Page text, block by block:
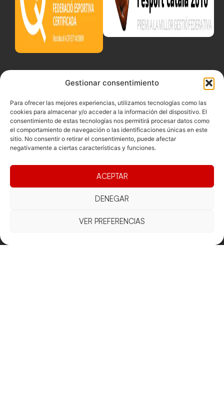
Gestionar consentimiento
Para ofrecer las mejores experiencias, utilizamos tecnologías como las
cookies para almacenar y/o acceder a la información del dispositivo. El
consentimiento de estas tecnologías nos permitirá procesar datos como
el comportamiento de navegación o las identificaciones únicas en este
sitio. No consentir o retirar el consentimiento, puede afectar
negativamente a ciertas características y funciones.
ACEPTAR
DENEGAR
VER PREFERENCIAS